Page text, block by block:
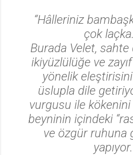
“Hâlleriniz
çok
Burada Velet, sahte
ikiyüzlülüğe ve
yönelik
üslupla dile
vurgusu ile
beyninin içindeki
ve özgür ruhuna
yapıyor.